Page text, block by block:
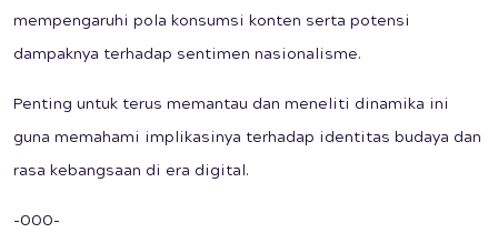
mempengaruhi pola konsumsi konten serta potensi
dampaknya terhadap sentimen nasionalisme.
Penting untuk terus memantau dan meneliti dinamika ini
guna memahami implikasinya terhadap identitas budaya dan
rasa kebangsaan di era digital.
-000-